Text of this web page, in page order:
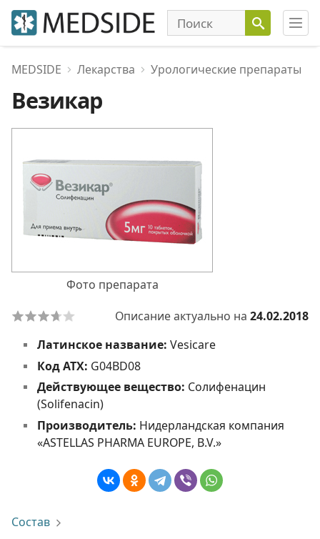
MEDSIDE Лекарства Урологические препараты
Везикар
Фото препарата
Описание актуально на 24.02.2018
Латинское название: Vesicare
Код АТХ: G04BD08
Действующее вещество: Солифенацин
(Solifenacin)
Производитель: Нидерландская компания
«ASTELLAS PHARMA EUROPE, B.V.»
Состав